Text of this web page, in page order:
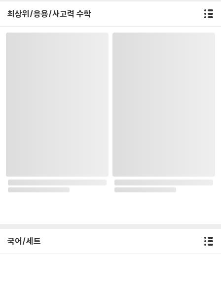
최상위/응용/사고력 수학
국어/세트